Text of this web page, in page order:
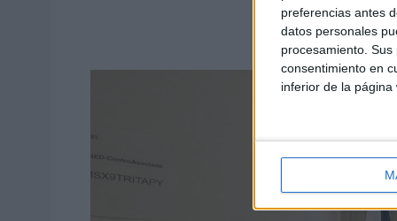
preferencias antes
datos personales
procesamiento.
consentimiento en
inferior de la página